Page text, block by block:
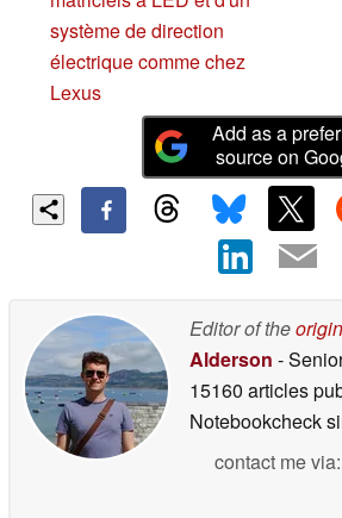
système de direction
électrique comme chez
Lexus
Add as a
source on
Editor of the
Alderson -
15160 articles
Notebookcheck
contact me